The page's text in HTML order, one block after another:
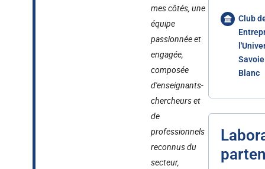
mes côtés, une
équipe
passionnée et
engagée,
composée
d'enseignants-
chercheurs et
de
professionnels
reconnus du
secteur,
Club
Blanc